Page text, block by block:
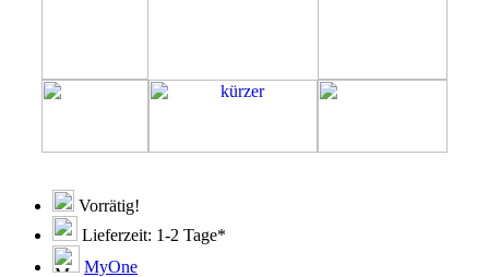
Vorrätig!
Lieferzeit: 1-2 Tage*
MyOne